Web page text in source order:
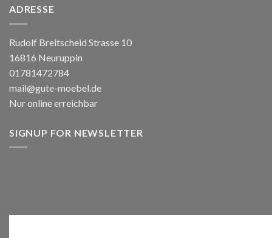
ADRESSE
Rudolf Breitscheid Strasse 10
16816 Neuruppin
01781472784
mail@gute-moebel.de
Nur online erreichbar
SIGNUP FOR NEWSLETTER